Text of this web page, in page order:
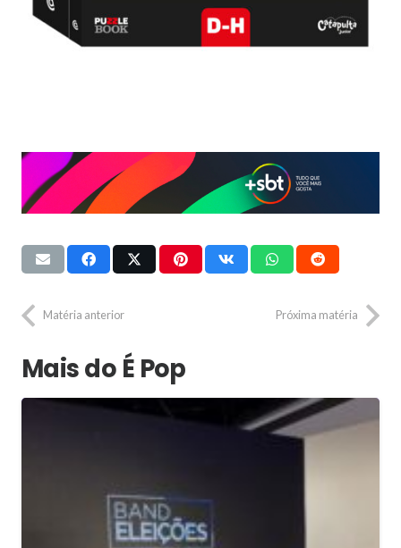
Matéria anterior Próxima matéria
Mais do É Pop